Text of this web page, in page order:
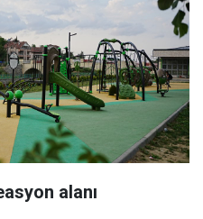
alanı